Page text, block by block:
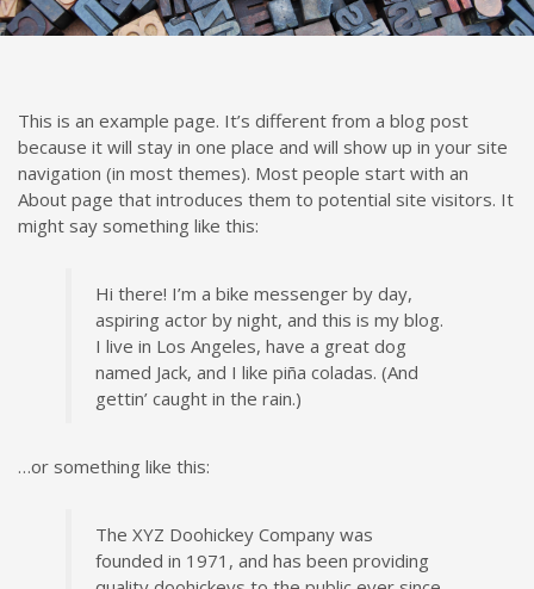
This is an example page. It’s different from a blog post
because it will stay in one place and will show up in your site
navigation (in most themes). Most people start with an
About page that introduces them to potential site visitors. It
might say something like this:
Hi there! I’m a bike messenger by day,
aspiring actor by night, and this is my blog.
I live in Los Angeles, have a great dog
named Jack, and I like piña coladas. (And
gettin’ caught in the rain.)
…or something like this:
The XYZ Doohickey Company was
founded in 1971, and has been providing